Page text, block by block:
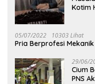
Kotim
05/07/2022 10303 Lihat
Pria Berprofesi
29/06/
Cium
PNS